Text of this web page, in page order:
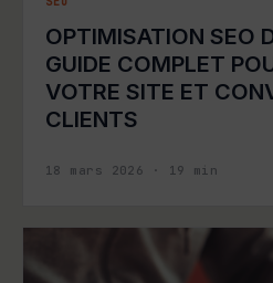
OPTIMISATION SEO
GUIDE COMPLET
VOTRE SITE ET
CLIENTS
18 mars 2026 · 19 min